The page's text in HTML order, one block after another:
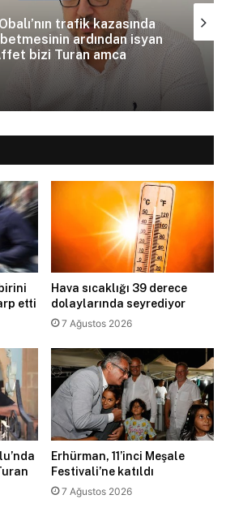
trafik kazasında
ardından isyan
bizi Turan amca
etti
Hava sıcaklığı 39 derece
dolaylarında seyrediyor
7 Ağustos 2026
Erhürman, 11’inci Meşale
Festivali’ne katıldı
7 Ağustos 2026